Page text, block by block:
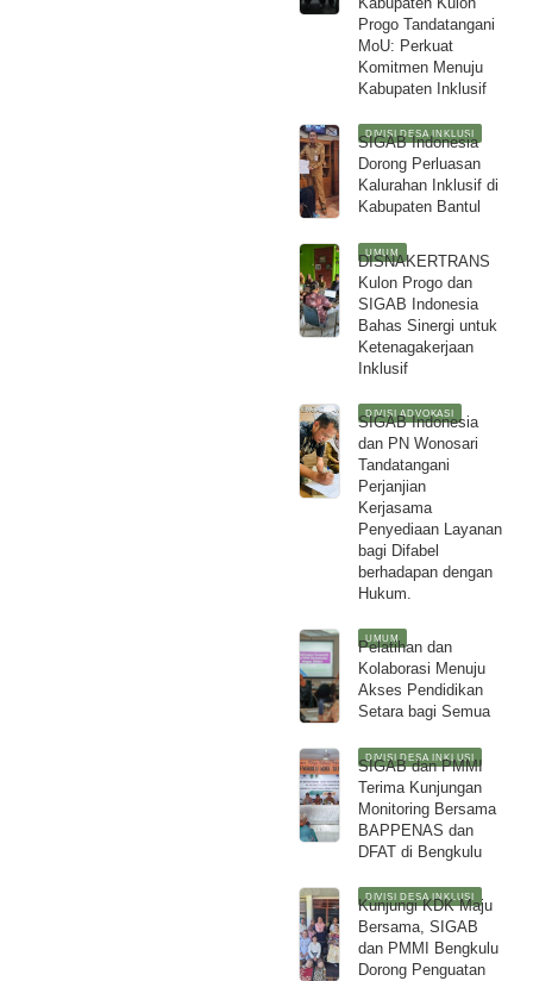
Progo Tandatangani
MoU: Perkuat
Komitmen Menuju
Kabupaten Inklusif
DIVISI DESA INKLUSI
SIGAB Indonesia
Dorong Perluasan
Kalurahan Inklusif di
Kabupaten Bantul
UMUM
DISNAKERTRANS
Kulon Progo dan
SIGAB Indonesia
Bahas Sinergi untuk
Ketenagakerjaan
Inklusif
DIVISI ADVOKASI
SIGAB Indonesia
dan PN Wonosari
Tandatangani
Perjanjian
Kerjasama
Penyediaan Layanan
bagi Difabel
berhadapan dengan
Hukum.
UMUM
Pelatihan dan
Kolaborasi Menuju
Akses Pendidikan
Setara bagi Semua
DIVISI DESA INKLUSI
SIGAB dan PMMI
Terima Kunjungan
Monitoring Bersama
BAPPENAS dan
DFAT di Bengkulu
DIVISI DESA INKLUSI
Kunjungi KDK Maju
Bersama, SIGAB
dan PMMI Bengkulu
Dorong Penguatan